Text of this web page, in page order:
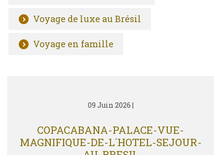
Voyage de luxe au Brésil
Voyage en famille
09 Juin 2026 |
COPACABANA-PALACE-VUE-
MAGNIFIQUE-DE-L´HOTEL-SEJOUR-